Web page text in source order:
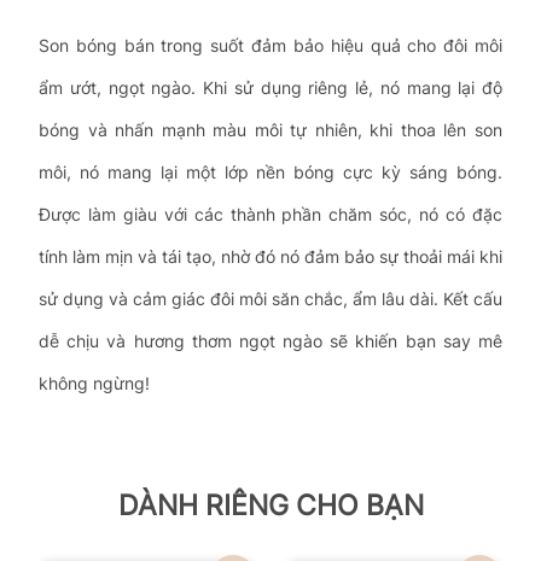
Son bóng bán trong suốt đảm bảo hiệu quả cho đôi môi
ẩm ướt, ngọt ngào. Khi sử dụng riêng lẻ, nó mang lại độ
bóng và nhấn mạnh màu môi tự nhiên, khi thoa lên son
môi, nó mang lại một lớp nền bóng cực kỳ sáng bóng.
Được làm giàu với các thành phần chăm sóc, nó có đặc
tính làm mịn và tái tạo, nhờ đó nó đảm bảo sự thoải mái khi
sử dụng và cảm giác đôi môi săn chắc, ẩm lâu dài. Kết cấu
dễ chịu và hương thơm ngọt ngào sẽ khiến bạn say mê
không ngừng!
DÀNH RIÊNG CHO BẠN